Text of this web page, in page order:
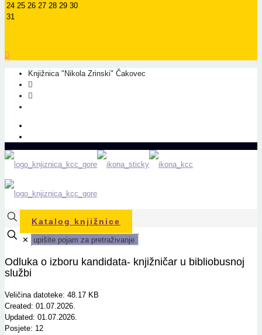
24 25 26 27 28 29 30
31
Knjižnica "Nikola Zrinski" Čakovec
Katalog knjižnice
✕
Odluka o izboru kandidata- knjižničar u bibliobusnoj
službi
Veličina datoteke: 48.17 KB
Created: 01.07.2026.
Updated: 01.07.2026.
Posjete: 12